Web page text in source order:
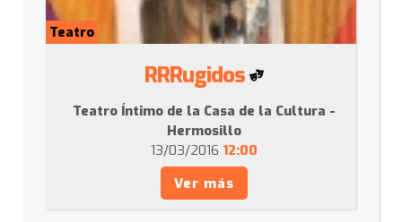
Teatro
RRRugidos
Teatro Íntimo de la Casa de la Cultura -
Hermosillo
13/03/2016 12:00
Ver más